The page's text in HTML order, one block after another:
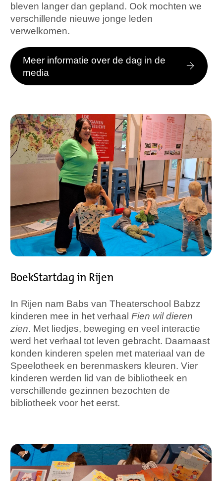
bleven langer dan gepland. Ook mochten we
verschillende nieuwe jonge leden
verwelkomen.
Meer informatie over de dag in de
media
BoekStartdag in Rijen
In Rijen nam Babs van Theaterschool Babzz
kinderen mee in het verhaal Fien wil dieren
zien. Met liedjes, beweging en veel interactie
werd het verhaal tot leven gebracht. Daarnaast
konden kinderen spelen met materiaal van de
Speelotheek en berenmaskers kleuren. Vier
kinderen werden lid van de bibliotheek en
verschillende gezinnen bezochten de
bibliotheek voor het eerst.